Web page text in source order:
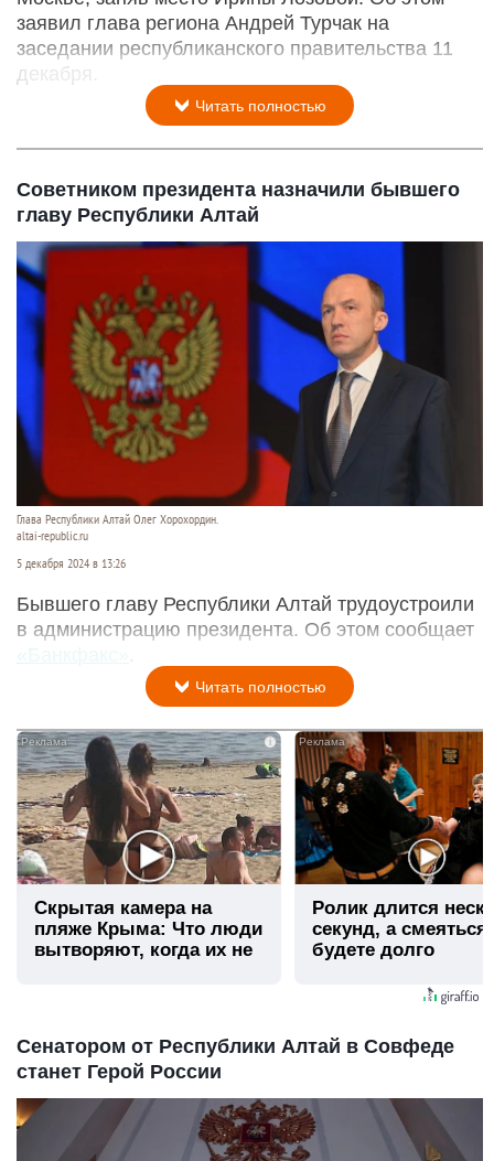
заявил глава региона Андрей Турчак на
заседании республиканского правительства 11
декабря.
Читать полностью
Советником президента назначили бывшего
главу Республики Алтай
Глава Республики Алтай Олег Хорохордин.
altai-republic.ru
5 декабря 2024 в 13:26
Бывшего главу Республики Алтай трудоустроили
в администрацию президента. Об этом сообщает
«Банкфакс»
Читать полностью
i
Скрытая камера на
пляже Крыма: Что люди
вытворяют, когда их не
Ролик длится
секунд, а
будете долго
Сенатором от Республики Алтай в Совфеде
станет Герой России